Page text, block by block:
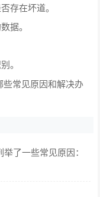
存在坏道。
据。
。
了一些常见原因：